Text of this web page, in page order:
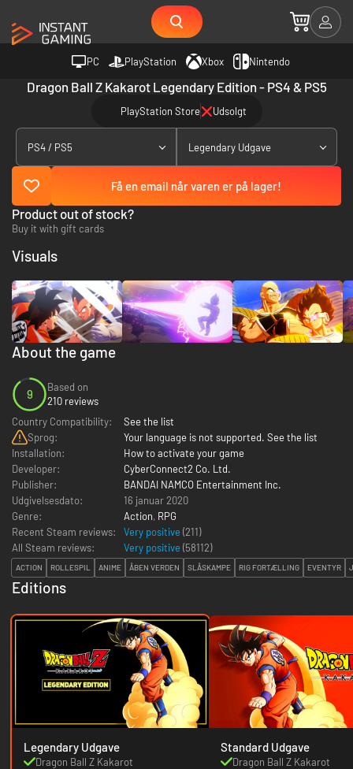
PC PlayStation Xbox Nintendo
Dragon Ball Z Kakarot Legendary Edition - PS4 & PS5
PlayStation Store Udsolgt
PS4 / PS5 Legendary Udgave
Få en email når varen er på lager!
Product out of stock?
Buy it with gift cards
About the game
9
Based on
210 reviews
Country Compatibility:
See the list
Sprog:
Your language is not supported. See the list
Installation:
How to activate your game
Developer:
CyberConnect2 Co. Ltd.
Publisher:
BANDAI NAMCO Entertainment Inc.
Udgivelsesdato:
16 januar 2020
Genre:
Action, RPG
Recent Steam reviews:
Very positive (211)
All Steam reviews:
Very positive (58112)
ACTION ROLLESPIL ANIME ÅBEN VERDEN SLÅSKAMPE RIG FORTÆLLING EVENTYR
Editions
Legendary Udgave
Dragon Ball Z Kakarot
Standard Udgave
Dragon Ball Z Kakarot
Visuals